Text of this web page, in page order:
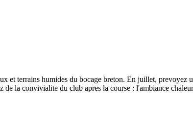
et terrains humides du bocage breton. En juillet,
la convivialite du club apres la course : l'ambiance